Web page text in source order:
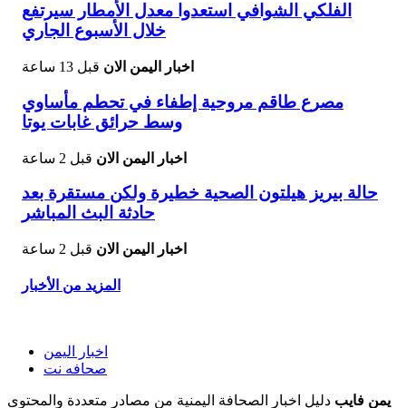
الفلكي الشوافي استعدوا معدل الأمطار سيرتفع
خلال الأسبوع الجاري
اخبار اليمن الان قبل 13 ساعة
مصرع طاقم مروحية إطفاء في تحطم مأساوي
وسط حرائق غابات يوتا
اخبار اليمن الان قبل 2 ساعة
حالة بيريز هيلتون الصحية خطيرة ولكن مستقرة بعد
حادثة البث المباشر
اخبار اليمن الان قبل 2 ساعة
المزيد من الأخبار
اخبار اليمن
صحافه نت
يمن فايب دليل اخبار الصحافة اليمنية من مصادر متعددة والمحتوى